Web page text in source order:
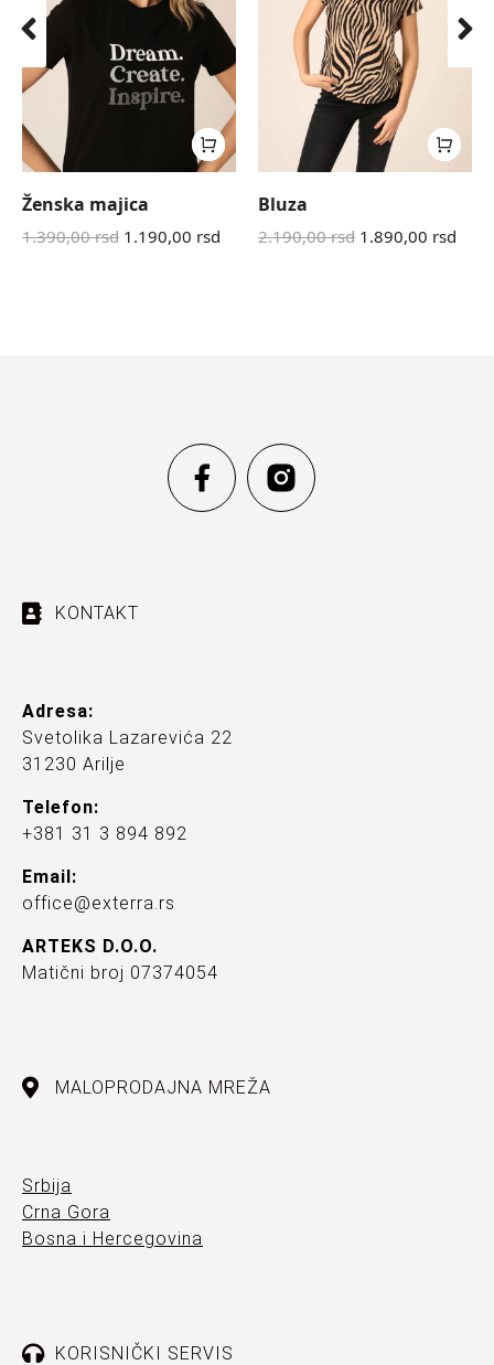
Ženska majica
1.390,00rsd 1.190,00 rsd
Bluza
2.190,00rsd 1.890,00 rsd
KONTAKT
Adresa:
Svetolika Lazarevića 22
31230 Arilje
Telefon:
+381 31 3 894 892
Email:
office@exterra.rs
ARTEKS D.O.O.
Matični broj 07374054
MALOPRODAJNA MREŽA
Srbija
Crna Gora
Bosna i Hercegovina
KORISNIČKI SERVIS